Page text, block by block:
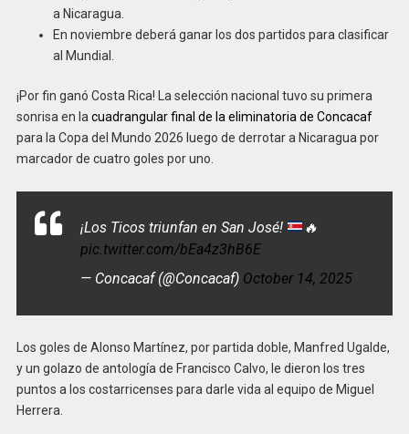
a Nicaragua.
En noviembre deberá ganar los dos partidos para clasificar
al Mundial.
¡Por fin ganó Costa Rica! La selección nacional tuvo su primera
sonrisa en la cuadrangular final de la eliminatoria de Concacaf
para la Copa del Mundo 2026 luego de derrotar a Nicaragua por
marcador de cuatro goles por uno.
¡Los Ticos triunfan en San José!
🔥
pic.twitter.com/bEa4z3hB6E
— Concacaf (@Concacaf) October 14, 2025
Los goles de Alonso Martínez, por partida doble, Manfred Ugalde,
y un golazo de antología de Francisco Calvo, le dieron los tres
puntos a los costarricenses para darle vida al equipo de Miguel
Herrera.